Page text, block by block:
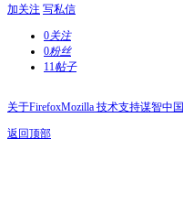
加关注 写私信
0关注
0粉丝
11帖子
关于FirefoxMozilla 技术支持谋智中国
返回顶部